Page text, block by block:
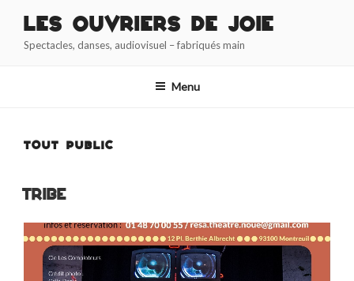
contenu
Les Ouvriers de Joie
Spectacles, danses, audiovisuel – fabriqués main
Menu
TOUT PUBLIC
TRIBE